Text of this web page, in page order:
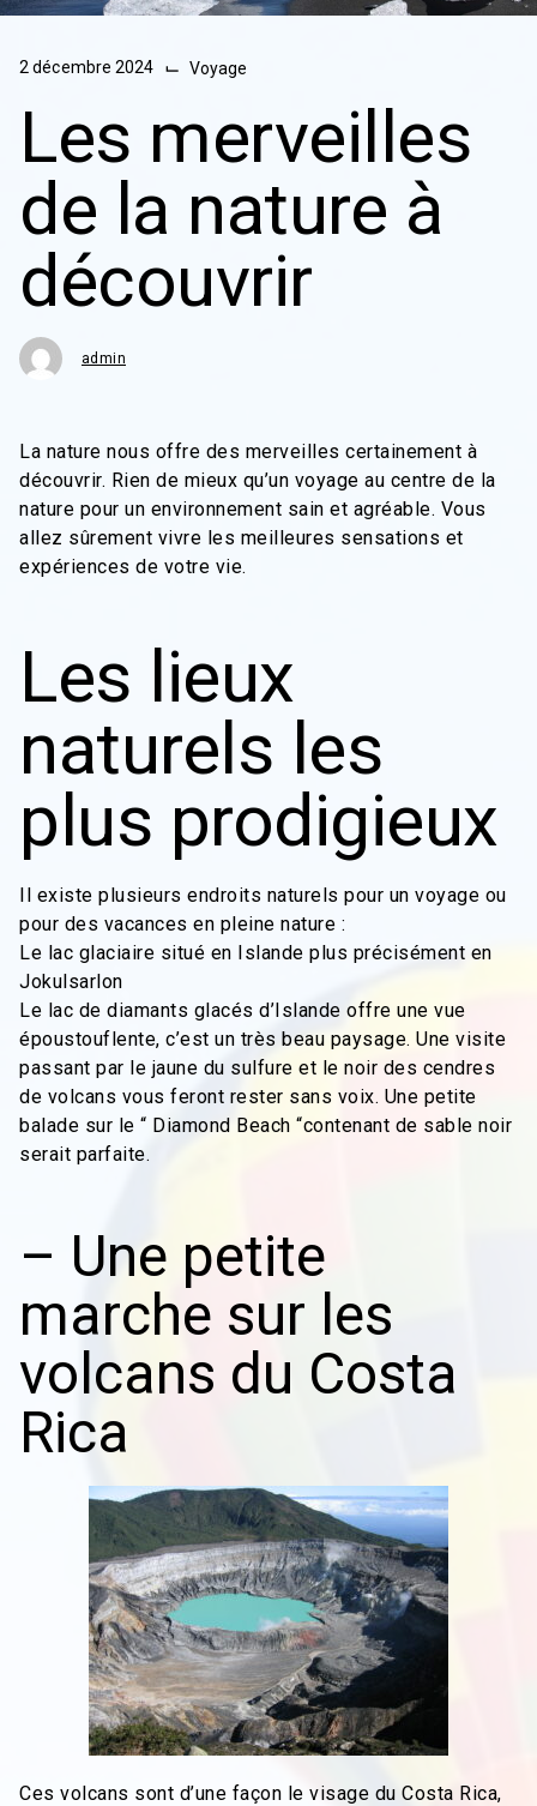
2 décembre 2024 ⌙ Voyage
Les merveilles
de la nature à
découvrir
admin
La nature nous offre des merveilles certainement à
découvrir. Rien de mieux qu’un voyage au centre de la
nature pour un environnement sain et agréable. Vous
allez sûrement vivre les meilleures sensations et
expériences de votre vie.
Les lieux
naturels les
plus prodigieux
Il existe plusieurs endroits naturels pour un voyage ou
pour des vacances en pleine nature :
Le lac glaciaire situé en Islande plus précisément en
Jokulsarlon
Le lac de diamants glacés d’Islande offre une vue
époustouflente, c’est un très beau paysage. Une visite
passant par le jaune du sulfure et le noir des cendres
de volcans vous feront rester sans voix. Une petite
balade sur le “ Diamond Beach “contenant de sable noir
serait parfaite.
– Une petite
marche sur les
volcans du Costa
Rica
Ces volcans sont d’une façon le visage du Costa Rica,